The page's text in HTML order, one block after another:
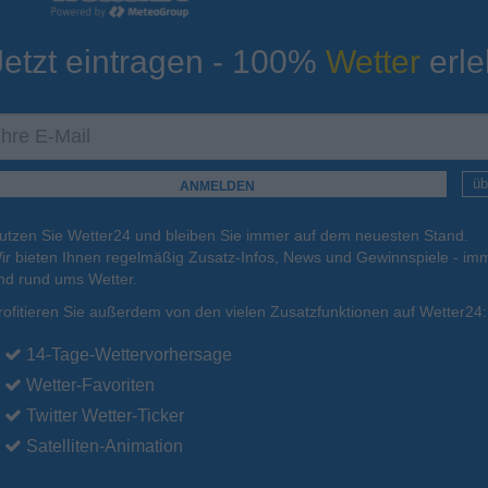
Tiefsttemperatur Aktuelle Temperatur
16.08. Mo. 17.08. Di. 18.08. Mi. 19.08. Do. 20.08.
25°C 22°C
eintragen - 100% Wetter
Sie Wetter24 und bleiben Sie immer auf dem neuesten Stand.
bieten Ihnen regelmäßig Zusatz-Infos, News und Gewinnspiele -
rund ums Wetter.
Sie außerdem von den vielen Zusatzfunktionen auf Wetter24:
14-Tage-Wettervorhersage
Wetter-Favoriten
Twitter Wetter-Ticker
Satelliten-Animation